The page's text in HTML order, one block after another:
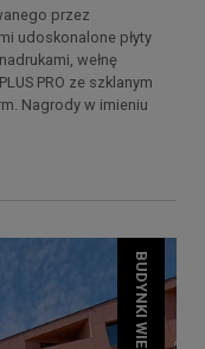
przez
udoskonalone płyty
wełnę
PRO ze szklanym
Nagrody w imieniu